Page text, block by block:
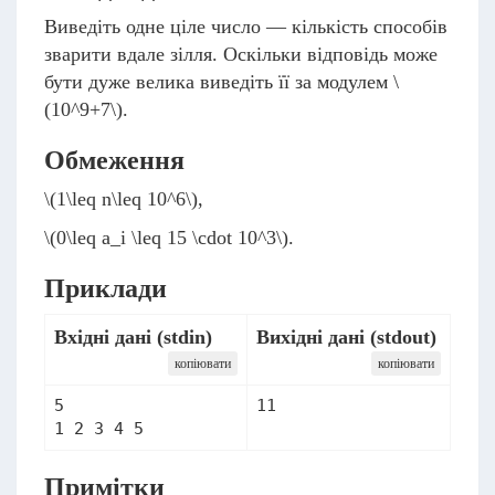
Виведіть одне ціле число — кількість способів
зварити вдале зілля. Оскільки відповідь може
бути дуже велика виведіть її за модулем \
(10^9+7\).
Обмеження
\(1\leq n\leq 10^6\),
\(0\leq a_i \leq 15 \cdot 10^3\).
Приклади
Вхідні дані (stdin)
копіювати
Вихідні дані (stdout)
копіювати
5
1 2 3 4 5
11
Примітки